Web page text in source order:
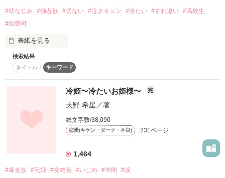
⊹  ⁺ 　﹒　 ⁺ ﹒　　⁺ 　﹒ ⊹ 　 ﹒ 　⁺ 　﹒ ⊹
「うるさい。しつこい。目障り」
でも私は大好きですからねっ、先輩！
彼氏のはずなのに
他人より他人。
付き合ってること言っちゃだめなの。
周りにバレるの、イヤなんだって。
#幼なじみ #独占欲 #切ない #泣きキュン #冷たい #すれ違い #高校生
#御曹司
表紙を見る
初冬の、ある放課後。
幼なじみの瑞季くんが
2年ぶりに私の名前を呼んだ。
検索結果
タイトル
キーワード
冷姫〜冷たいお姫様〜 完
天野 希星 ／著
総文字数/38,090
恋愛(キケン・ダーク・不良) 231ページ
1,464
#暴走族 #元姫 #女総長 #いじめ #仲間 #涙